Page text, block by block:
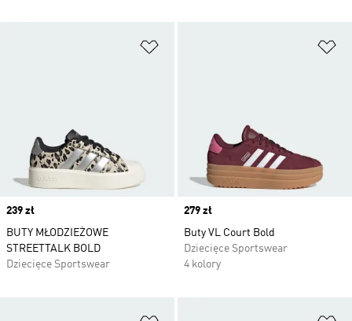
Price
239 zł
BUTY MŁODZIEŻOWE
STREETTALK BOLD
Dziecięce Sportswear
Price
279 zł
Buty VL Court Bold
Dziecięce Sportswear
4 kolory